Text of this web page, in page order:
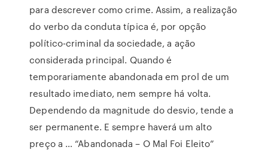
para descrever como crime. Assim, a realização
do verbo da conduta típica é, por opção
político-criminal da sociedade, a ação
considerada principal. Quando é
temporariamente abandonada em prol de um
resultado imediato, nem sempre há volta.
Dependendo da magnitude do desvio, tende a
ser permanente. E sempre haverá um alto
preço a … “Abandonada – O Mal Foi Eleito”